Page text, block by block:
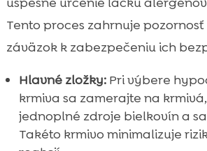
Tento proces zahrnuje
záväzok k zabezpečeniu ich
Hlavné zložky:Pri výbere
krmiva sa zamerajte na
jednoplné zdroje bielkovín a
Takéto krmivo minimalizuje